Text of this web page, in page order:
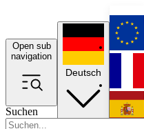
Open sub
navigation
Suchen
Deutsch